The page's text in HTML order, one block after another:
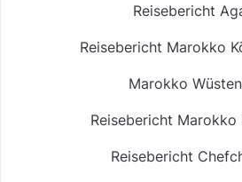
Reisebericht
Reisebericht Marokko
Marokko
Reisebericht Marokko
Reisebericht